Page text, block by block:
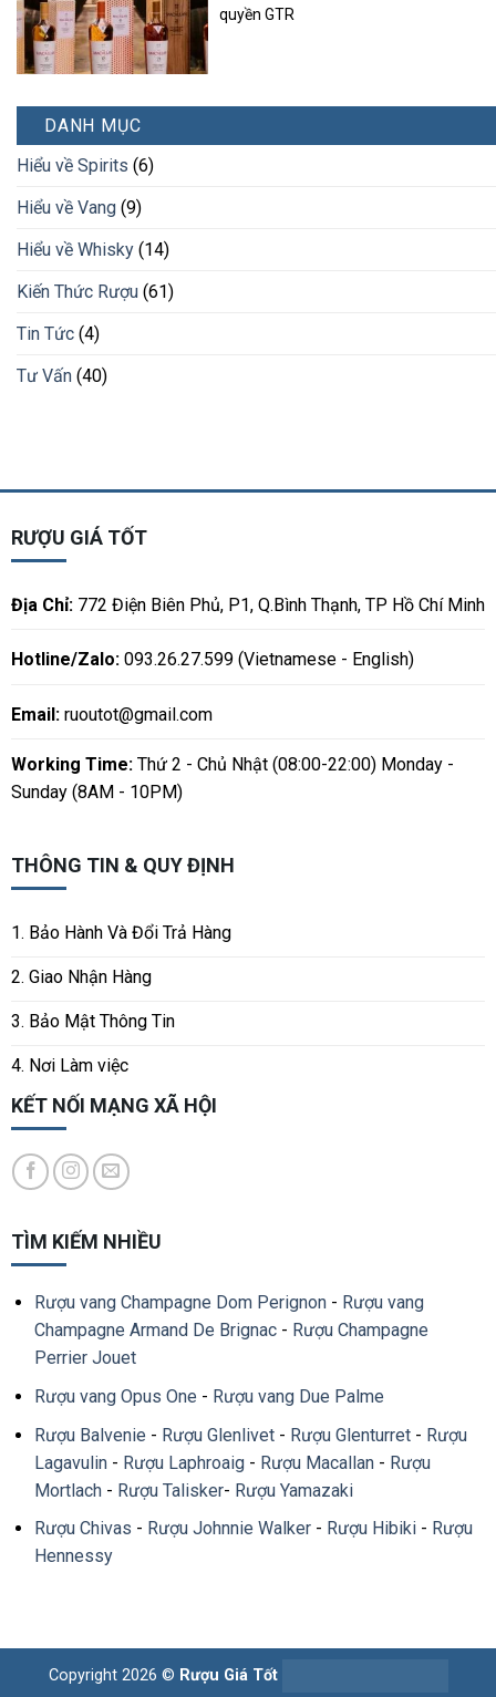
quyền GTR
DANH MỤC
Hiểu về Spirits (6)
Hiểu về Vang (9)
Hiểu về Whisky (14)
Kiến Thức Rượu (61)
Tin Tức (4)
Tư Vấn (40)
RƯỢU GIÁ TỐT
Địa Chỉ:772 Điện Biên Phủ, P1, Q.Bình Thạnh, TP Hồ Chí Minh
Hotline/Zalo:093.26.27.599 (Vietnamese - English)
Email: ruoutot@gmail.com
Working Time:Thứ 2 - Chủ Nhật (08:00-22:00) Monday -
Sunday (8AM - 10PM)
THÔNG TIN & QUY ĐỊNH
1. Bảo Hành Và Đổi Trả Hàng
2. Giao Nhận Hàng
3. Bảo Mật Thông Tin
4. Nơi Làm việc
KẾT NỐI MẠNG XÃ HỘI
TÌM KIẾM NHIỀU
Rượu vang Champagne Dom Perignon- Rượu vang
Champagne Armand De Brignac- Rượu Champagne
Perrier Jouet
Rượu vang Opus One - Rượu vang Due Palme
Rượu Balvenie - Rượu Glenlivet- Rượu Glenturret- Rượu
Lagavulin- Rượu Laphroaig- Rượu Macallan- Rượu
Mortlach- Rượu Talisker- Rượu Yamazaki
Rượu Chivas - Rượu Johnnie Walker- Rượu Hibiki- Rượu
Hennessy
Copyright 2026 © Rượu Giá Tốt